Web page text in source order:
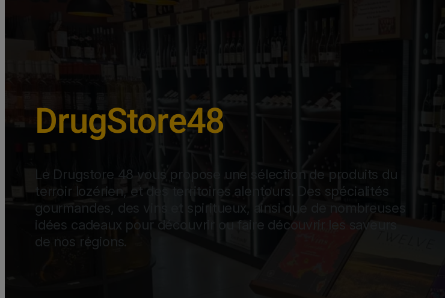
DrugStore48
Le Drugstore 48 vous propose une sélection de produits du
terroir lozérien, et des territoires alentours. Des spécialités
gourmandes, des vins et spiritueux, ainsi que de nombreuses
idées cadeaux pour découvrir ou faire découvrir les saveurs
de nos régions.